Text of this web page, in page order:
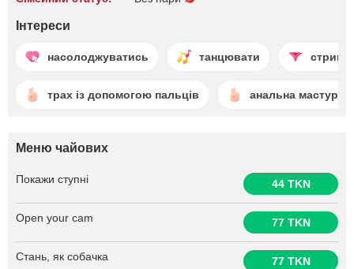
Інтереси
насолоджуватись танцювати
трах із допомогою пальців анальна
Меню чайових
Покажи ступні 44 TKN
Open your cam 77 TKN
Стань, як собачка 77 TKN